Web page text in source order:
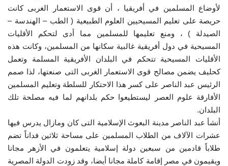
الفيديوهات
الرعاة
الشركاء
Gallery
لغة
English
Swahili
español
French
Arabic
لأوضاع المسلمين في أفريقيا ، أن قوى الاستعمار الغربى كانت
حريصة على تعليم المسيحيين العلوم الطبيعية ( الطب – الهندسة –
الصيدلة ) ، ومنع تعليمها للمسلمين مما أدى لتحكم الأقليات
المسيحية في دول أفريقية غالبية سكانها من المسلمين، وكانت هذه
الأقليات المسيحية تتحكم في البلدان الأفريقية المسلمة وتعمل
كحليف يضمن مصالح قوى الاستعمار الغربى التى صنعتها، لذا صمم
الرئيس عبد الناصر على كسر هذا الاحتكار للسلطة وتعليم المسلمين
الأفارقة علوم العصر ليستطيعوا حكم بلدانهم لما فيه مصلحة تلك
البلدان.
أنشأ عبد الناصر مدينة البعوث الإسلامية التى كان ومازال يدرس فيها
عشرات الآلاف من الطلاب المسلمين على مساحة ثلاثين فداناً تضم
طلاباً قادمين من سبعين دولة إسلامية يتعلمون في الأزهر مجانا
ويقيمون في مصر إقامة كاملة مجانا أيضا، وقد زودت الدولة المصرية